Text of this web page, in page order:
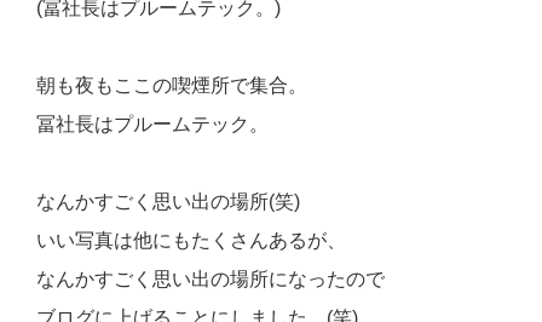
(冨社長はプルームテック。)
朝も夜もここの喫煙所で集合。
冨社長はプルームテック。
なんかすごく思い出の場所(笑)
いい写真は他にもたくさんあるが、
なんかすごく思い出の場所になったので
ブログに上げることにしました。(笑)